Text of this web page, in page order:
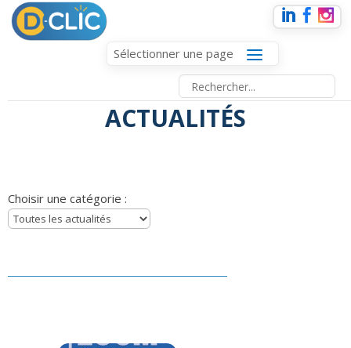
Sélectionner une page
ACTUALITÉS
Choisir une catégorie :